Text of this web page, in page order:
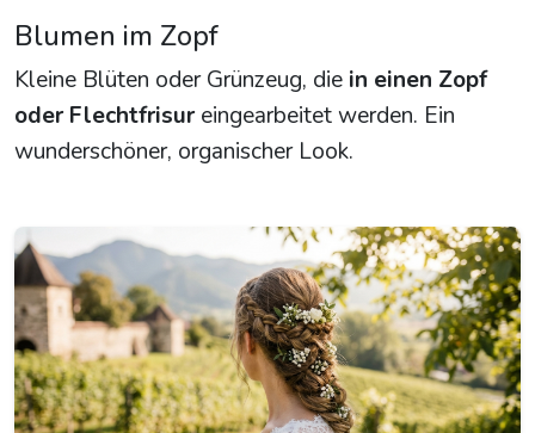
Blumen im Zopf
Kleine Blüten oder Grünzeug, die in einen Zopf
oder Flechtfrisur eingearbeitet werden. Ein
wunderschöner, organischer Look.